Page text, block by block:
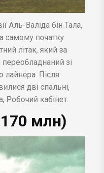
Аль-Валіда бін Тала,
самому початку
літак, який за
зі
лайнера. Після
дві спальні,
Робочий кабінет.
млн)